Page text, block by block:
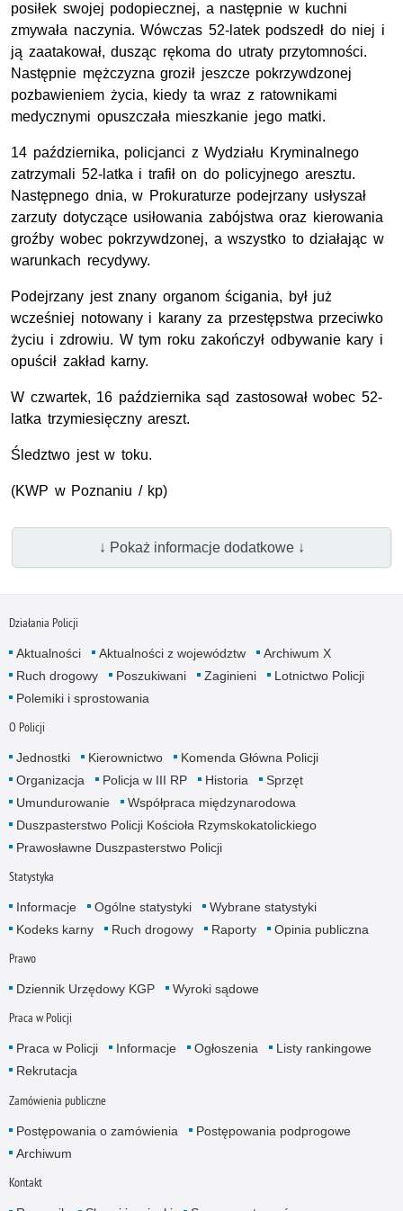
posiłek swojej podopiecznej, a następnie w kuchni
zmywała naczynia. Wówczas 52-latek podszedł do niej i
ją zaatakował, dusząc rękoma do utraty przytomności.
Następnie mężczyzna groził jeszcze pokrzywdzonej
pozbawieniem życia, kiedy ta wraz z ratownikami
medycznymi opuszczała mieszkanie jego matki.
14 października, policjanci z Wydziału Kryminalnego
zatrzymali 52-latka i trafił on do policyjnego aresztu.
Następnego dnia, w Prokuraturze podejrzany usłyszał
zarzuty dotyczące usiłowania zabójstwa oraz kierowania
groźby wobec pokrzywdzonej, a wszystko to działając w
warunkach recydywy.
Podejrzany jest znany organom ścigania, był już
wcześniej notowany i karany za przestępstwa przeciwko
życiu i zdrowiu. W tym roku zakończył odbywanie kary i
opuścił zakład karny.
W czwartek, 16 października sąd zastosował wobec 52-
latka trzymiesięczny areszt.
Śledztwo jest w toku.
(KWP w Poznaniu / kp)
↓ Pokaż informacje dodatkowe ↓
Działania Policji
Aktualności Aktualności z województw
Archiwum X
Ruch drogowy
Poszukiwani Zaginieni
Lotnictwo Policji
Polemiki i sprostowania
O Policji
Jednostki Kierownictwo
Komenda Główna Policji
Organizacja
Policja w III RP Historia
Sprzęt
Umundurowanie
Współpraca międzynarodowa
Duszpasterstwo Policji Kościoła Rzymskokatolickiego
Prawosławne Duszpasterstwo Policji
Statystyka
Informacje Ogólne statystyki
Wybrane statystyki
Kodeks karny
Ruch drogowy Raporty Opinia publiczna
Prawo
Dziennik Urzędowy KGP Wyroki sądowe
Praca w Policji
Praca w Policji Informacje Ogłoszenia
Listy rankingowe
Rekrutacja
Zamówienia publiczne
Postępowania o zamówienia
Postępowania podprogowe
Archiwum
Kontakt